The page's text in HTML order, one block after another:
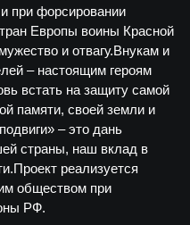
при форсировании
Европы воины Красной
и отвагу.Внукам и
– настоящим героям
встать на защиту самой
памяти, своей земли и
– это дань
страны, наш вклад в
Проект реализуется
обществом при
РФ.